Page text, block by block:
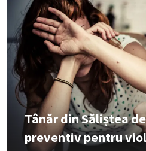
Tânăr din Săliștea
preventiv pentru